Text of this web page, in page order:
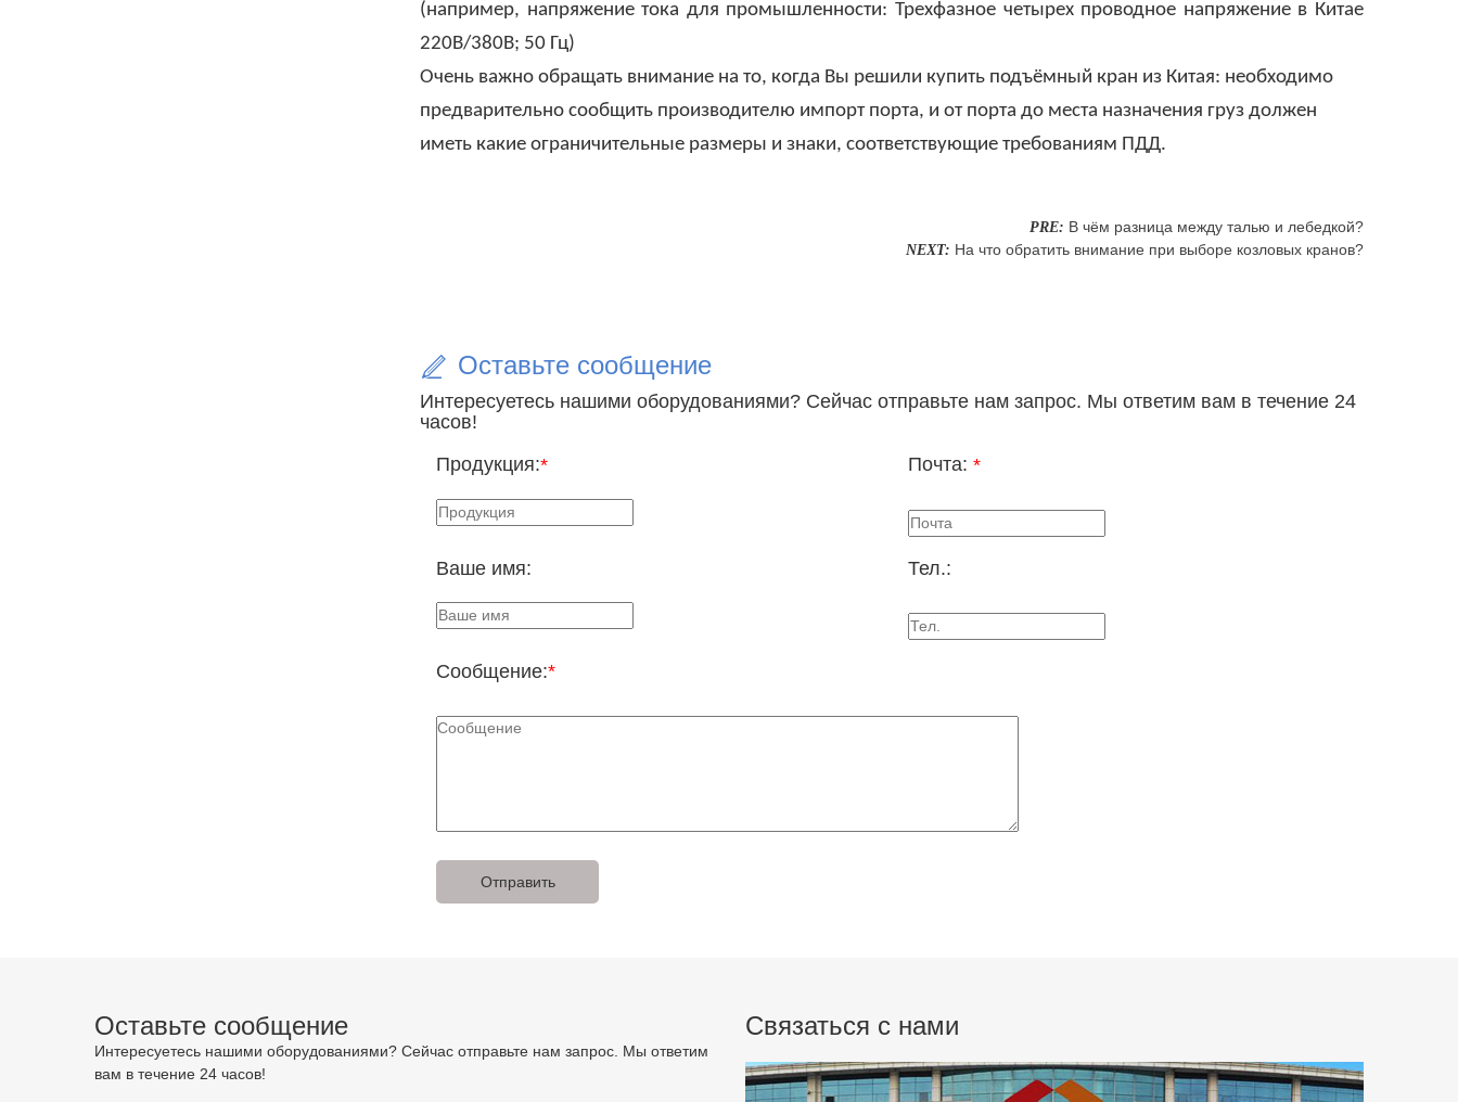
(например, напряжение тока для промышленности: Трехфазное четырех проводное напряжение в Китае
220В/380В; 50 Гц)
Очень важно обращать внимание на то, когда Вы решили купить подъёмный кран из Китая: необходимо
предварительно сообщить производителю импорт порта, и от порта до места назначения груз должен
иметь какие ограничительные размеры и знаки, соответствующие требованиям ПДД.
PRE: В чём разница между талью и лебедкой?
NEXT: На что обратить внимание при выборе козловых кранов?
Оставьте сообщение
Интересуетесь нашими оборудованиями? Сейчас отправьте нам запрос. Мы ответим вам в течение 24
часов!
Продукция:* Почта: *
Ваше имя: Тел.:
Сообщение:*
Оставьте сообщение
Интересуетесь нашими оборудованиями? Сейчас отправьте нам запрос. Мы ответим
вам в течение 24 часов!
Связаться с нами